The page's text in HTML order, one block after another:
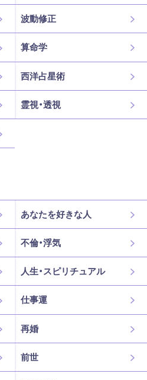
波動修正
算命学
西洋占星術
霊視・透視
あなたを好きな人
不倫・浮気
人生・スピリチュアル
仕事運
再婚
前世